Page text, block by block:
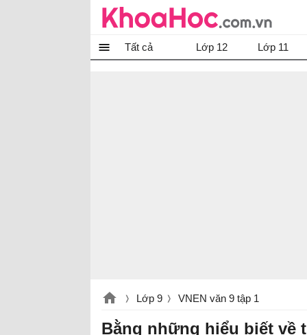
Tất cả Lớp 12 Lớp 11
Lớp 9 VNEN văn 9 tập 1
Bằng những hiểu biết về